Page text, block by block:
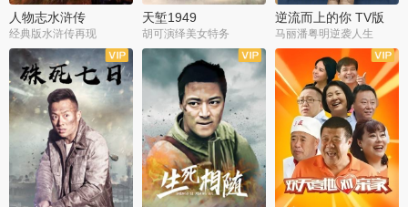
人物志水浒传
经典版水浒传再现
天堑1949
胡可演绎美女特务
逆流而上的你 TV版
马丽潘粤明逆袭人生
全34集
全21集 全35集